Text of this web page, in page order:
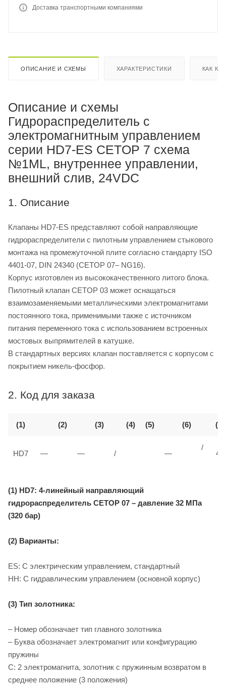
Доставка транспортными компаниями
ОПИСАНИЕ И СХЕМЫ ХАРАКТЕРИСТИКИ КАК
Описание и схемы
Гидрораспределитель с
электромагнитным управлением
серии HD7-ES CETOP 7 схема
№1ML, внутреннее управлении,
внешний слив, 24VDC
1. Описание
Клапаны HD7-ES представляют собой направляющие
гидрораспределители с пилотным управлением стыкового
монтажа на промежуточной плите согласно стандарту ISO
4401-07, DIN 24340 (CETOP 07– NG16).
Корпус изготовлен из высококачественного литого блока.
Пилотный клапан CETOP 03 может оснащаться
взаимозаменяемыми металлическими электромагнитами
постоянного тока, применимыми также с источником
питания переменного тока с использованием встроенных
мостовых выпрямителей в катушке.
В стандартных версиях клапан поставляется с корпусом с
покрытием никель-фосфор.
2. Код для заказа
(1) (2) (3) (4) (5) (6) (7)
HD7 — — / —
/
40
(1) HD7: 4-линейный направляющий
гидрораспределитель CETOP 07 – давление 32 МПа
(320 бар)
(2) Варианты:
ES: С электрическим управлением, стандартный
HH: С гидравлическим управлением (основной корпус)
(3) Тип золотника:
– Номер обозначает тип главного золотника
– Буква обозначает электромагнит или конфигурацию
пружины
C: 2 электромагнита, золотник с пружинным возвратом в
среднее положение (3 положения)